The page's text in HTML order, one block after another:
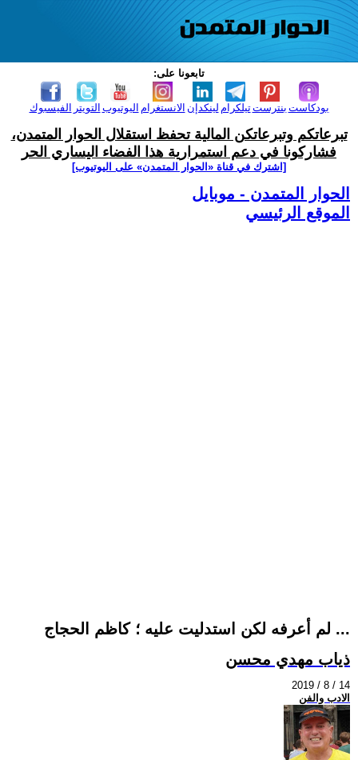
تابعونا على:
الفيسبوك التويتر اليوتيوب الانستغرام لينكدإن تيلكرامبنترست بودكاست
تبرعاتكم وتبرعاتكن المالية تحفظ استقلال الحوار المتمدن،
فشاركونا في دعم استمرارية هذا الفضاء اليساري الحر
[اشترك في قناة ‫«الحوار المتمدن» على اليوتيوب]
الحوار المتمدن - موبايل
الموقع الرئيسي
لم أعرفه لكن استدليت عليه ؛ كاظم الحجاج ...
ذياب مهدي محسن
2019 / 8 / 14
الادب والفن